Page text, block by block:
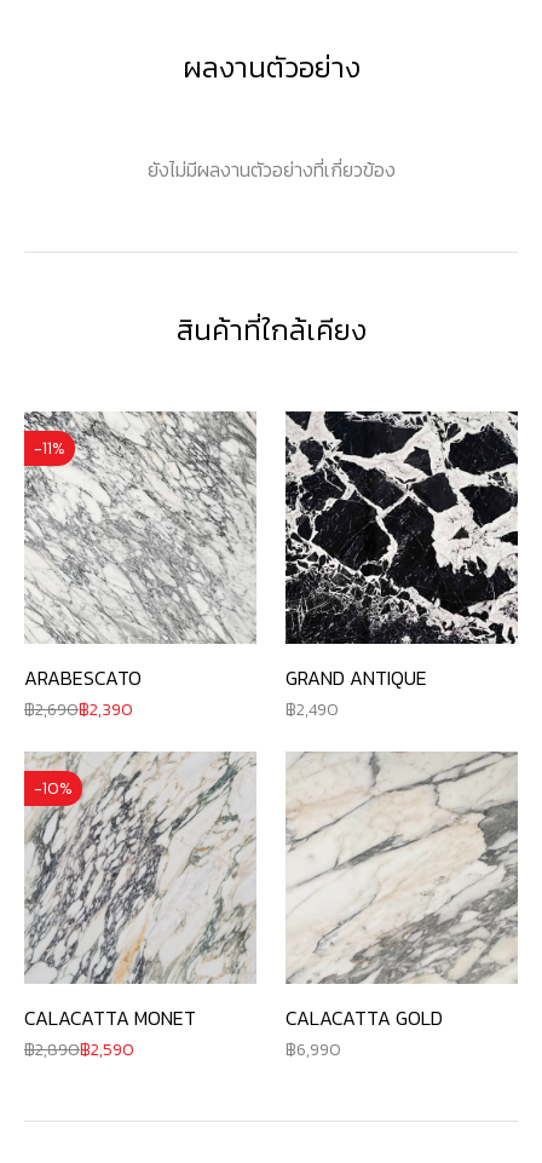
ผลงานตัวอย่าง
ยังไม่มีผลงานตัวอย่างที่เกี่ยวข้อง
สินค้าที่ใกล้เคียง
-11%
ARABESCATO
2,690 2,390
GRAND ANTIQUE
2,490
-10%
CALACATTA MONET
2,890 2,590
CALACATTA GOLD
6,990